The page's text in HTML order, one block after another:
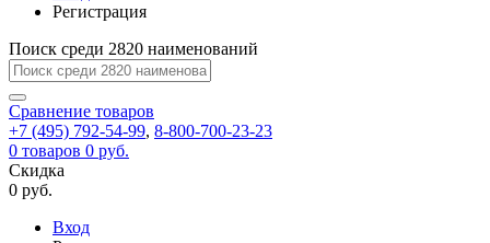
Ок
Запомнить
меня
Забыли
на
указанный
электронный
адрес,
перейдя
по
которой
вы
новый
Перейдите
по
для
смены
пароля.
Сменить
Войти
Сообщение
пользовательского
соглашения
Регистрация
Поиск среди 2820 наименований
Сравнение товаров
+7 (495) 792-54-99, 8-800-700-23-23
0 товаров 0 руб.
Скидка
0 руб.
Вход